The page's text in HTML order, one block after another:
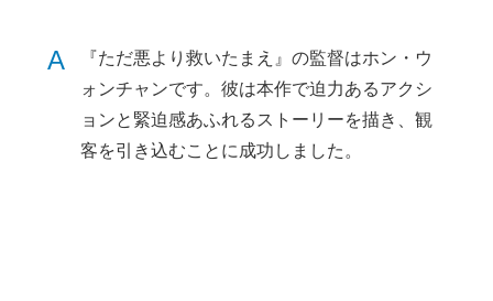
A
『ただ悪より救いたまえ』の監督はホン・ウ
ォンチャンです。彼は本作で迫力あるアクシ
ョンと緊迫感あふれるストーリーを描き、観
客を引き込むことに成功しました。